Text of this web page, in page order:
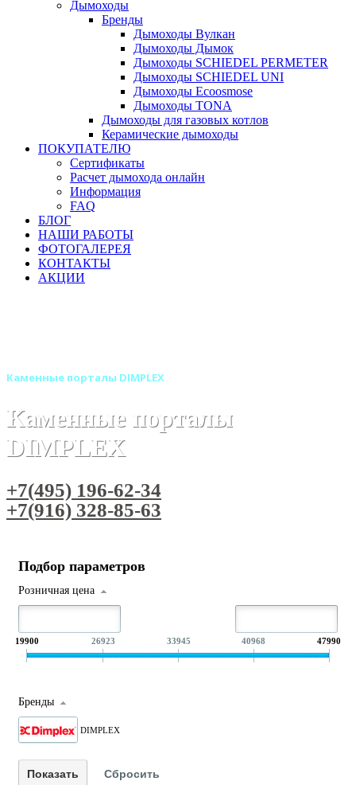
Дымоходы
Бренды
Дымоходы Вулкан
Дымоходы Дымок
Дымоходы SCHIEDEL PERMETER
Дымоходы SCHIEDEL UNI
Дымоходы Ecoosmose
Дымоходы TONA
Дымоходы для газовых котлов
Керамические дымоходы
ПОКУПАТЕЛЮ
Сертификаты
Расчет дымохода онлайн
Информация
FAQ
БЛОГ
НАШИ РАБОТЫ
ФОТОГАЛЕРЕЯ
КОНТАКТЫ
АКЦИИ
Каменные порталы DIMPLEX
Каменные порталы
DIMPLEX
+7(495) 196-62-34
+7(916) 328-85-63
Подбор параметров
Розничная цена
19900 26923 33945 40968 47990
Бренды
DIMPLEX